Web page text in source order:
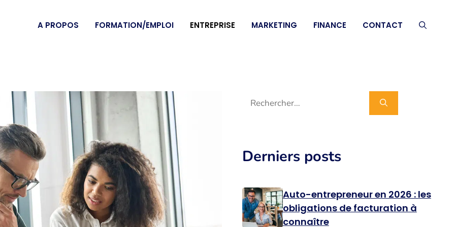
A PROPOS FORMATION/EMPLOI ENTREPRISE MARKETING FINANCE CONTACT
Rechercher :
Derniers posts
Auto-entrepreneur en 2026 : les
obligations de facturation à
connaître